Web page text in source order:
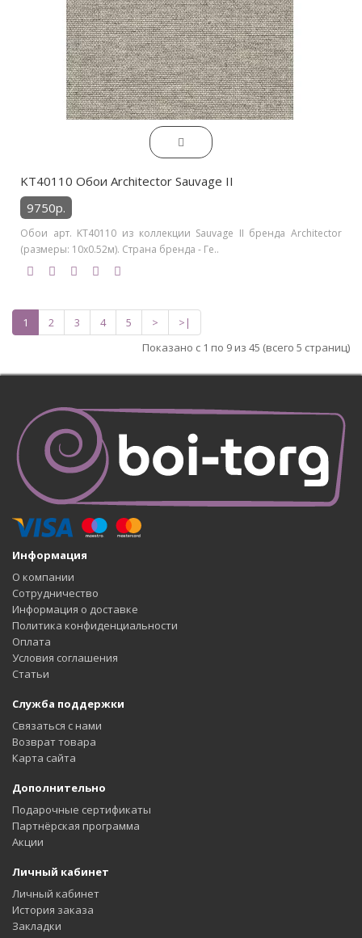
KT40110 Обои Architector Sauvage II
9750р.
Обои арт. KT40110 из коллекции Sauvage II бренда Architector
(размеры: 10х0.52м). Страна бренда - Ге..
1 2 3 4 5 >
>|
Показано с 1 по 9 из 45 (всего 5 страниц)
Информация
О компании
Сотрудничество
Информация о доставке
Политика конфиденциальности
Оплата
Условия соглашения
Статьи
Служба поддержки
Связаться с нами
Возврат товара
Карта сайта
Дополнительно
Подарочные сертификаты
Партнёрская программа
Акции
Личный кабинет
Личный кабинет
История заказа
Закладки